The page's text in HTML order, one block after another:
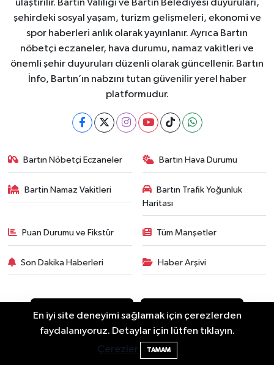
ulaştırılır. Bartın Valiliği ve Bartın Belediyesi duyuruları,
şehirdeki sosyal yaşam, turizm gelişmeleri, ekonomi ve
spor haberleri anlık olarak yayınlanır. Ayrıca Bartın
nöbetçi eczaneler, hava durumu, namaz vakitleri ve
önemli şehir duyuruları düzenli olarak güncellenir. Bartın
İnfo, Bartın’ın nabzını tutan güvenilir yerel haber
platformudur.
Bartın Nöbetçi Eczaneler Bartın Hava Durumu
Bartin Namaz Vakitleri
Bartın Trafik Yoğunluk
Haritası
Puan Durumu ve Fikstür Tüm Manşetler
Son Dakika Haberleri Haber Arşivi
En iyi site deneyimi sağlamak için çerezlerden
faydalanıyoruz. Detaylar için lütfen tıklayın.
Çerezler
TAMAM
Bartın'da Şafak Operasyonu: 5 Gözaltı, 4
Şüpheli Aranıyor